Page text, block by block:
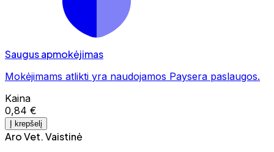
Saugus apmokėjimas
Mokėjimams atlikti yra naudojamos Paysera paslaugos.
Kaina
0,84 €
Į krepšelį
Aro Vet. Vaistinė